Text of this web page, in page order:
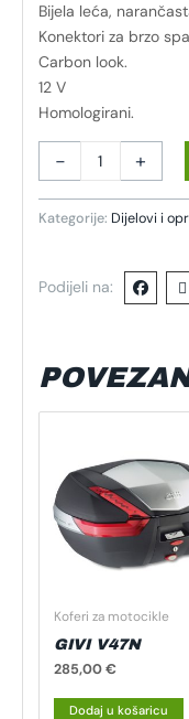
Bijela leća,
Konektori za brzo
Carbon look.
12 V
Homologirani.
- +
Kategorije: Dijelovi i
Podijeli na:
Koferi za motocikle
GIVI V47N
285,00€
Dodaj u košaricu